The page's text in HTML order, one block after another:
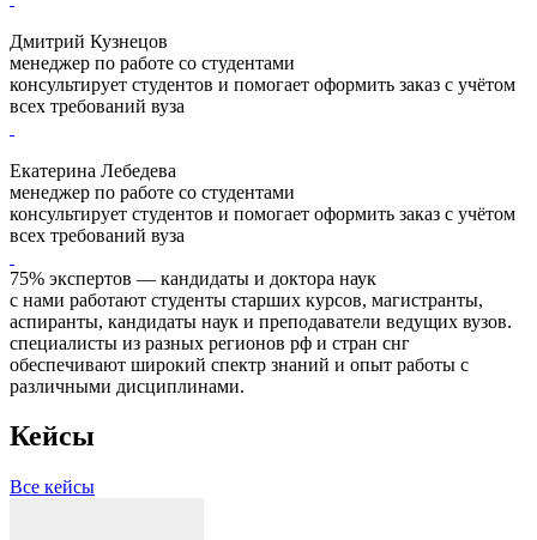
Дмитрий Кузнецов
менеджер по работе со студентами
консультирует студентов и помогает оформить заказ с учётом
всех требований вуза
Екатерина Лебедева
менеджер по работе со студентами
консультирует студентов и помогает оформить заказ с учётом
всех требований вуза
75% экспертов — кандидаты и доктора наук
с нами работают студенты старших курсов, магистранты,
аспиранты, кандидаты наук и преподаватели ведущих вузов.
специалисты из разных регионов рф и стран снг
обеспечивают широкий спектр знаний и опыт работы с
различными дисциплинами.
Кейсы
Все кейсы